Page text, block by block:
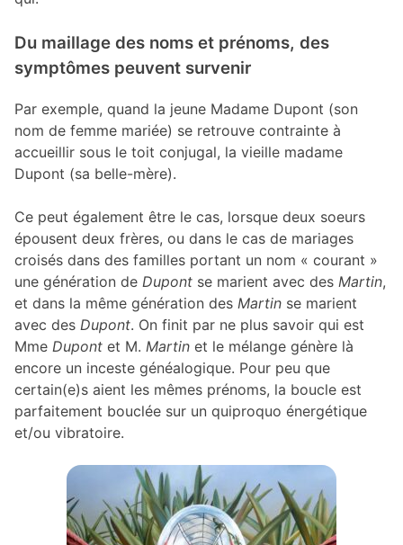
Du maillage des noms et prénoms, des
symptômes peuvent survenir
Par exemple, quand la jeune Madame Dupont (son
nom de femme mariée) se retrouve contrainte à
accueillir sous le toit conjugal, la vieille madame
Dupont (sa belle-mère).
Ce peut également être le cas, lorsque deux soeurs
épousent deux frères, ou dans le cas de mariages
croisés dans des familles portant un nom « courant »
une génération de Dupont se marient avec des Martin,
et dans la même génération des Martin se marient
avec des Dupont. On finit par ne plus savoir qui est
Mme Dupont et M. Martin et le mélange génère là
encore un inceste généalogique. Pour peu que
certain(e)s aient les mêmes prénoms, la boucle est
parfaitement bouclée sur un quiproquo énergétique
et/ou vibratoire.